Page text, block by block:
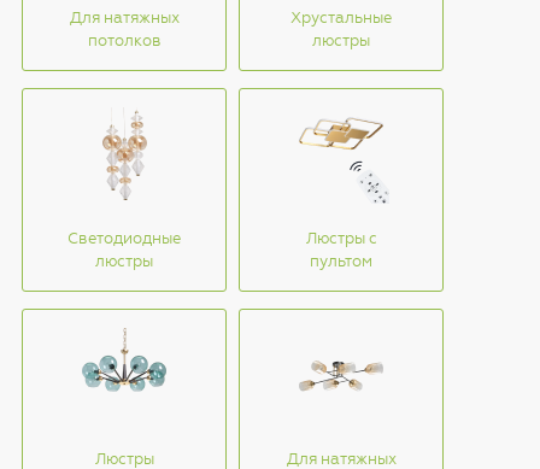
Для натяжных
потолков
Хрустальные
люстры
Светодиодные
люстры
Люстры с
пультом
Люстры
Для натяжных